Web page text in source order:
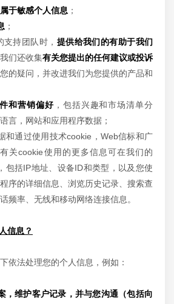
于敏感个人信息 ；
；
持团队时， 提供给我们的有助于我们
们还收集有关您提出的任何建议或投诉
的疑问，并改进我们为您提供的产品和
和营销偏好，包括兴趣和市场清单分
言，网站和应用程序数据；
和通过使用技术cookie，Web信标和广
关cookie使用的更多信息可在我们的
包括IP地址、设备ID和类型，以及您使
序的详细信息、浏览历史记录、搜索查
频率、无线和移动网络连接信息。
信息？
依法处理您的个人信息，例如：
，维护客户记录，并与您沟通（包括向